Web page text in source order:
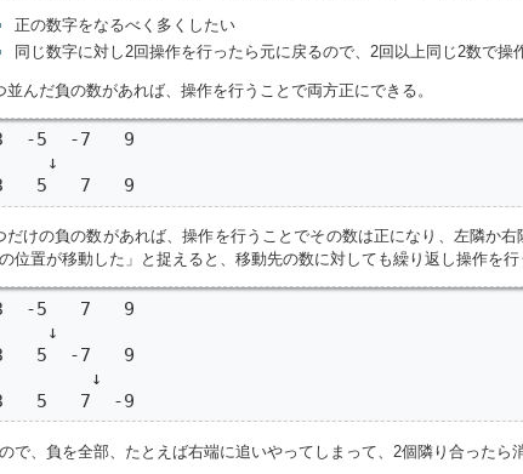
正の数字をなるべく多くしたい
同じ数字に対し2回操作を行ったら元に戻るので、2回以上同じ2数で操
並んだ負の数があれば、操作を行うことで両方正にできる。
-5  -7   9
↓
5   7   9
だけの負の数があれば、操作を行うことでその数は正になり、左隣か
位置が移動した」と捉えると、移動先の数に対しても繰り返し操作を
-5   7   9
↓
5  -7   9
↓
5   7  -9
で、負を全部、たとえば右端に追いやってしまって、2個隣り合ったら